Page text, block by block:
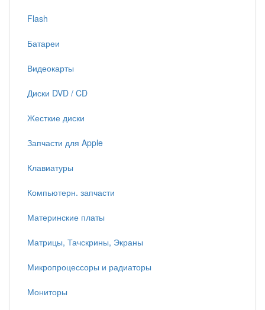
Flash
Батареи
Видеокарты
Диски DVD / CD
Жесткие диски
Запчасти для Apple
Клавиатуры
Компьютерн. запчасти
Материнские платы
Матрицы, Тачскрины, Экраны
Микропроцессоры и радиаторы
Мониторы